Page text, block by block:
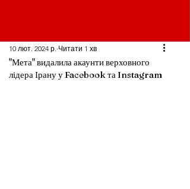
"Мета" видалила акаунти верховного
лідера Ірану у Facebook та Instagram
10 лют. 2024 р. Читати 1 хв